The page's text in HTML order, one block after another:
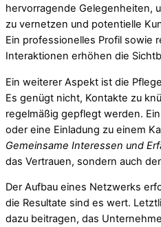
hervorragende Gelegenheiten,
zu vernetzen und potentielle
Ein professionelles Profil sowie
Interaktionen erhöhen die
Ein weiterer Aspekt ist die
Es genügt nicht, Kontakte zu
regelmäßig gepflegt werden.
oder eine Einladung zu einem
Gemeinsame Interessen und
das Vertrauen, sondern auch
Der Aufbau eines Netzwerks
die Resultate sind es wert.
dazu beitragen, das